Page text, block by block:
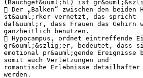
(Bauchgef&uuml;hl) ist
 Der „Balken“ zwischen den
st&auml;rker vernetzt, das spricht
daf&uuml;r, dass Frauen das
ganzheitlich benutzen.
 Hypocampus, ordnet eintreffende
gr&ouml;&szlig;er, bedeutet, dass
emotional pr&auml;gende Ereignisse
somit auch Verletzungen und
romantische Erlebnisse detailhafter
werden.